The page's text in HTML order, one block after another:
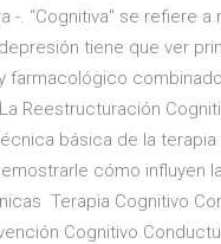
-. “Cognitiva" se refiere
tiene que ver
Reestructuración
básica de la
cómo influyen
Terapia Cognitivo
Cognitivo